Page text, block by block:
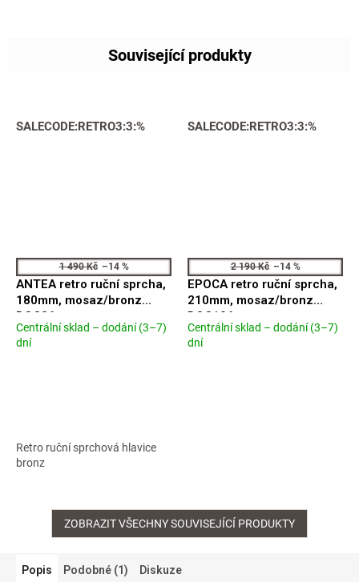
Související produkty
SALECODE:RETRO3:3:%
1 490 Kč –14 %
ANTEA retro ruční sprcha,
180mm, mosaz/bronz
DOC26
Průměrné
hvězdiček.
Centrální sklad – dodání (3–7)
dní
Retro ruční sprchová hlavice
bronz
SALECODE:RETRO3:3:%
2 190 Kč –14 %
EPOCA retro ruční sprcha,
210mm, mosaz/bronz
DOC106
Průměrné
Centrální sklad – dodání (3–7)
dní
ZOBRAZIT VŠECHNY SOUVISEJÍCÍ PRODUKTY
Popis Podobné (1) Diskuze